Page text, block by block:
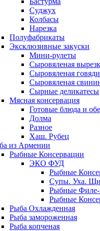
Суджух
Колбасы
Нарезка
Полуфабрикаты
Эксклюзивные закуски
Мини-рулеты
Сыровяленая
Сыровяленая
Сыровяленая
Сырные деликатесы
Мясная консервация
Готовые блюда и
Долма
Разное
Хаш. Рубец
из Армении
Рыбные Консервации
ЭКО ФУД
Рыбные
Супы. Уха. Щи
Рыбные Филе-
Рыбные
Рыба Охлажденная
Рыба замороженная
Рыба копченая